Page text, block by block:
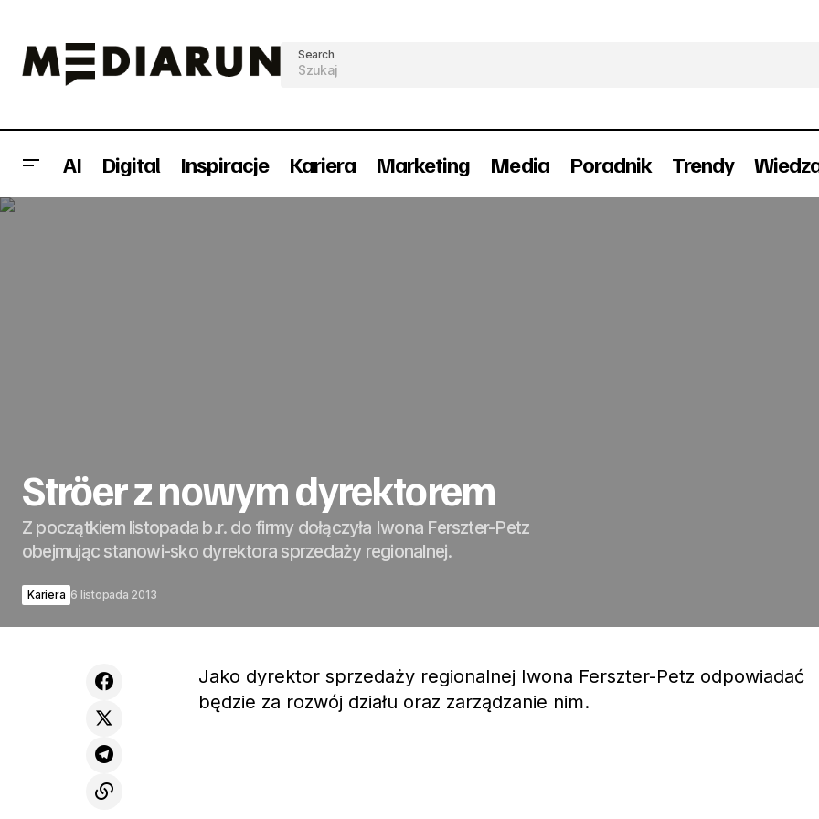
Search
AI Digital Inspiracje Kariera Marketing Media Poradnik Trendy
Ströer z nowym dyrektorem
Z początkiem listopada b.r. do firmy dołączyła Iwona Ferszter-Petz
obejmując stanowi-sko dyrektora sprzedaży regionalnej.
Kariera 6 listopada 2013
Jako dyrektor sprzedaży regionalnej Iwona Ferszter-Petz odpowiadać
będzie za rozwój działu oraz zarządzanie nim.